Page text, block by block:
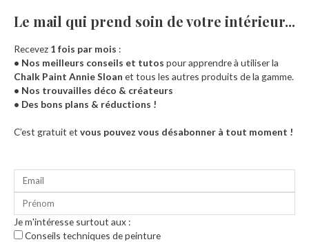
Accueil
Le mail qui prend soin de votre intérieur...​
Recevez 1 fois par mois :
• Nos meilleurs conseils et tutos pour apprendre à utiliser la
Chalk Paint Annie Sloan et tous les autres produits de la gamme.
• Nos trouvailles déco & créateurs
• Des bons plans & réductions !
C’est gratuit et vous pouvez vous désabonner à tout moment !
Je m'intéresse surtout aux :
Conseils techniques de peinture